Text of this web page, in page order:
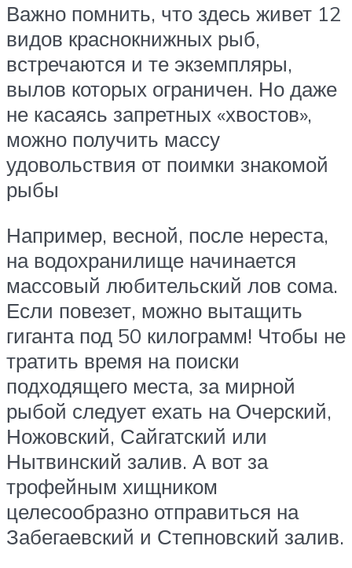
Важно помнить, что здесь живет 12
видов краснокнижных рыб,
встречаются и те экземпляры,
вылов которых ограничен. Но даже
не касаясь запретных «хвостов»,
можно получить массу
удовольствия от поимки знакомой
рыбы
Например, весной, после нереста,
на водохранилище начинается
массовый любительский лов сома.
Если повезет, можно вытащить
гиганта под 50 килограмм! Чтобы не
тратить время на поиски
подходящего места, за мирной
рыбой следует ехать на Очерский,
Ножовский, Сайгатский или
Нытвинский залив. А вот за
трофейным хищником
целесообразно отправиться на
Забегаевский и Степновский залив.